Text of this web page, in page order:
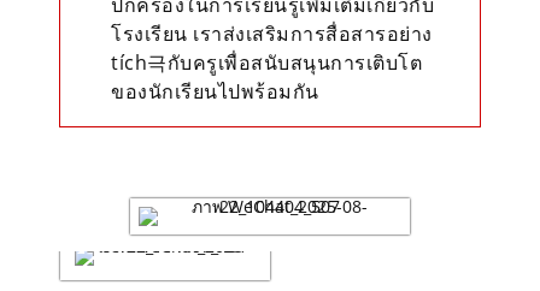
โรงเรียน เราส่งเสริมการสื่อสารอย่าง
tích극กับครูเพื่อสนับสนุนการเติบโต
ของนักเรียนไปพร้อมกัน